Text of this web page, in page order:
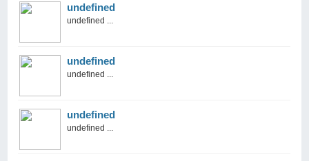
undefined
undefined ...
undefined
undefined ...
undefined
undefined ...